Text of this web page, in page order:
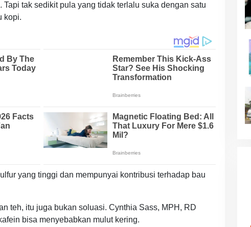
tak sedikit pula yang tidak terlalu suka dengan satu
kopi.
yang tinggi dan mempunyai kontribusi terhadap bau
teh, itu juga bukan soluasi. Cynthia Sass, MPH, RD
bisa menyebabkan mulut kering.